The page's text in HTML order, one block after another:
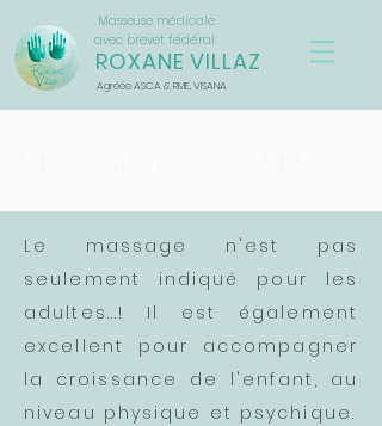
Masseuse médicale
avec brevet fédéral
ROXANE VILLAZ
Agréée ASCA & RME, VISANA
Le massage n'est pas
seulement indiqué pour les
adultes...! Il est également
excellent pour accompagner
la croissance de l'enfant, au
niveau physique et psychique.